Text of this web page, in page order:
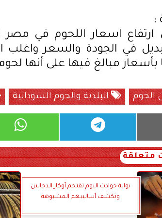
:
اسعار اللحوم في مصر
في الجودة والسعر واغلب
بأسعار مبالغ فيها على أنها
الحوم البلدية والحوم السودانية
متعلقة
بوابة حوادث اليوم تقتحم أوكار الدجالين
وتكشف أساليبهم المشبوهة